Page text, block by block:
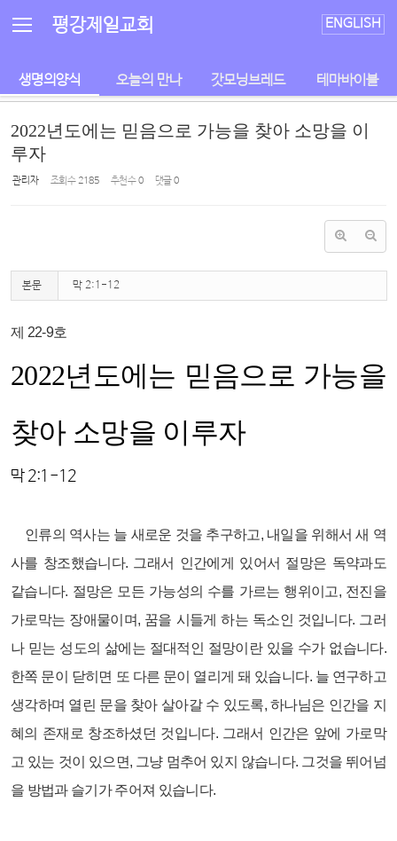
평강제일교회 ENGLISH
생명의양식 오늘의 만나 갓모닝브레드 테마바이블
2022년도에는 믿음으로 가능을 찾아 소망을 이
루자
관리자 조회 수2185 추천 수0 댓글0
본문 막 2:1-12
제 22-9호
2022년도에는 믿음으로 가능을
찾아 소망을 이루자
막 2:1-12
인류의 역사는 늘 새로운 것을 추구하고, 내일을 위해서 새 역
사를 창조했습니다. 그래서 인간에게 있어서 절망은 독약과도
같습니다. 절망은 모든 가능성의 수를 가르는 행위이고, 전진을
가로막는 장애물이며, 꿈을 시들게 하는 독소인 것입니다. 그러
나 믿는 성도의 삶에는 절대적인 절망이란 있을 수가 없습니다.
한쪽 문이 닫히면 또 다른 문이 열리게 돼 있습니다. 늘 연구하고
생각하며 열린 문을 찾아 살아갈 수 있도록, 하나님은 인간을 지
혜의 존재로 창조하셨던 것입니다. 그래서 인간은 앞에 가로막
고 있는 것이 있으면, 그냥 멈추어 있지 않습니다. 그것을 뛰어넘
을 방법과 슬기가 주어져 있습니다.